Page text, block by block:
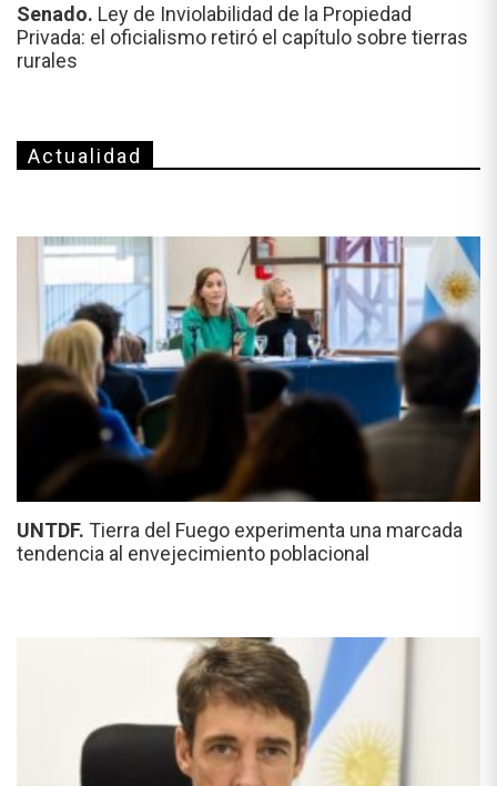
Senado. Ley de Inviolabilidad de la Propiedad
Privada: el oficialismo retiró el capítulo sobre tierras
rurales
Actualidad
UNTDF. Tierra del Fuego experimenta una marcada
tendencia al envejecimiento poblacional